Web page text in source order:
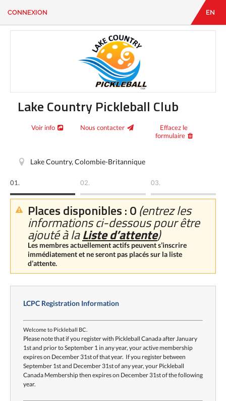
CONNEXION
CONNEXION EN
Lake Country Pickleball Club
Voir info Nous contacter
Effacez le
formulaire
Lake Country, Colombie-Britannique
01. 02. 03.
Places disponibles : 0(entrez les
informations ci-dessous pour être
ajouté à laListe d’attente)
Les membres actuellement actifs peuvent s’inscrire
immédiatement et ne seront pas placés sur la liste
d’attente.
LCPC Registration Information
Welcome to Pickleball BC.
Please note that if you register with Pickleball Canada after January
1st and prior to September 1 in any year, your active membership
expires on December 31st of that year. If you register between
September 1st and December 31st of any year, your Pickleball
Canada Membership then expires on December 31st of the following
year.